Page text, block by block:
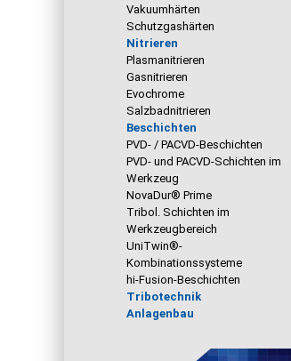
Vakuumhärten
Schutzgashärten
Nitrieren
Plasmanitrieren
Gasnitrieren
Evochrome
Salzbadnitrieren
Beschichten
PVD- / PACVD-Beschichten
PVD- und PACVD-Schichten im
Werkzeug
NovaDur® Prime
Tribol. Schichten im
Werkzeugbereich
UniTwin®-
Kombinationssysteme
hi-Fusion-Beschichten
Tribotechnik
Anlagenbau